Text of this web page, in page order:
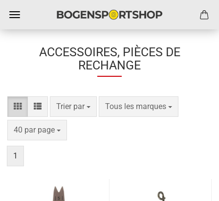
ACCESSOIRES, PIÈCES DE
RECHANGE
Trier par
Trier par Tous les marques
par page
40 par page
par page
1